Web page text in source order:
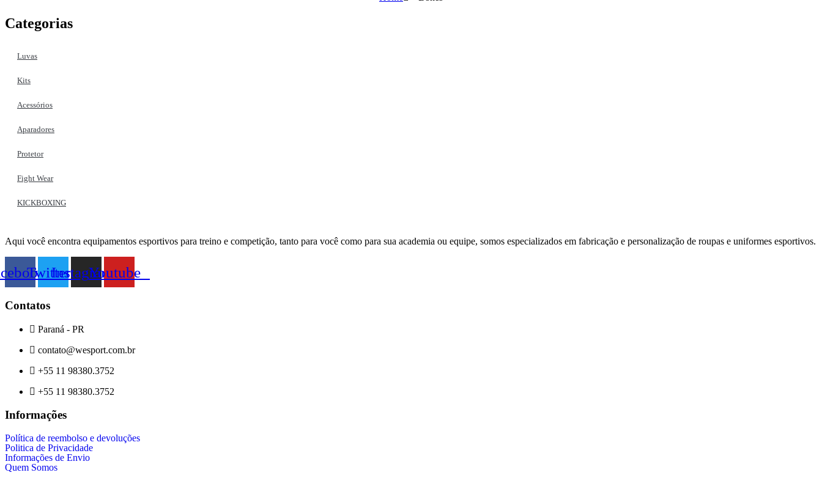
Categorias
Luvas
Kits
Acessórios
Aparadores
Protetor
Fight Wear
KICKBOXING
Aqui você encontra equipamentos esportivos para treino e competição, tanto para você como para sua academia ou equipe, somos especializados em fabricação e personalização de roupas e uniformes esportivos.
TwitterInstagramYoutube
Contatos
Paraná - PR
contato@wesport.com.br
+55 11 98380.3752
+55 11 98380.3752
Informações
Política de reembolso e devoluções
Politica de Privacidade
Informações de Envio
Quem Somos